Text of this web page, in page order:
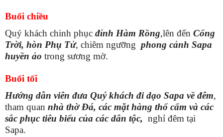
Buổi chiều
Quý khách chinh phục đỉnh Hàm Rồng,lên đến Cổng
Trời, hòn Phụ Tử, chiêm ngưỡng phong cảnh Sapa
huyền ảo trong sương mờ.
Buổi tối
Hướng dẫn viên đưa Quý khách đi dạo Sapa về đêm,
tham quan nhà thờ Đá, các mặt hàng thổ cẩm và các
sắc phục tiêu biểu của các dân tộc, nghỉ đêm tại
Sapa.